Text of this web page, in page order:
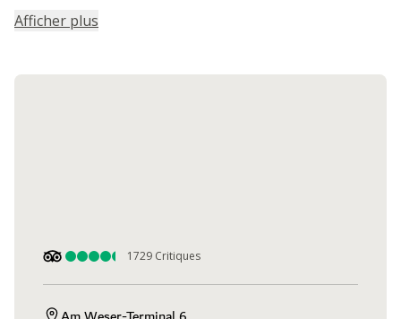
Afficher plus
1729 Critiques